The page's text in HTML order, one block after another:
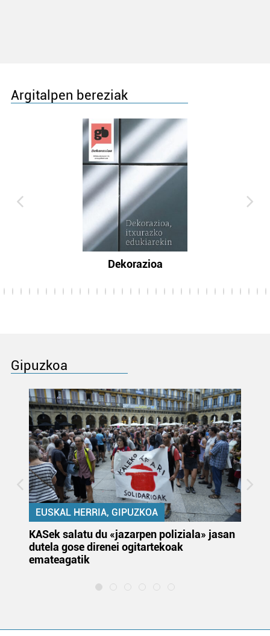
Argitalpen bereziak
Dekorazioa
Gipuzkoa
EUSKAL HERRIA, GIPUZKOA
KASek salatu du «jazarpen poliziala» jasan
dutela gose direnei ogitartekoak
emateagatik